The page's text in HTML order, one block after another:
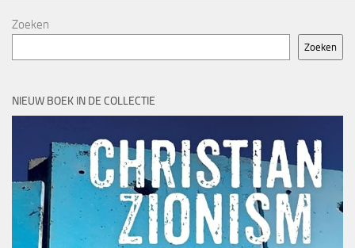
Zoeken
Zoeken
NIEUW BOEK IN DE COLLECTIE